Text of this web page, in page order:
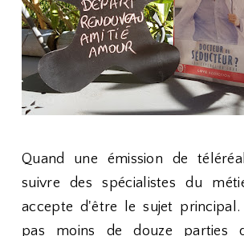
Quand une émission de
suivre des spécialistes du
accepte d'être le sujet
pas moins de douze parties